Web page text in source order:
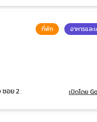
ที่พัก อาหารและ
ซอย 2 เปิดโดย